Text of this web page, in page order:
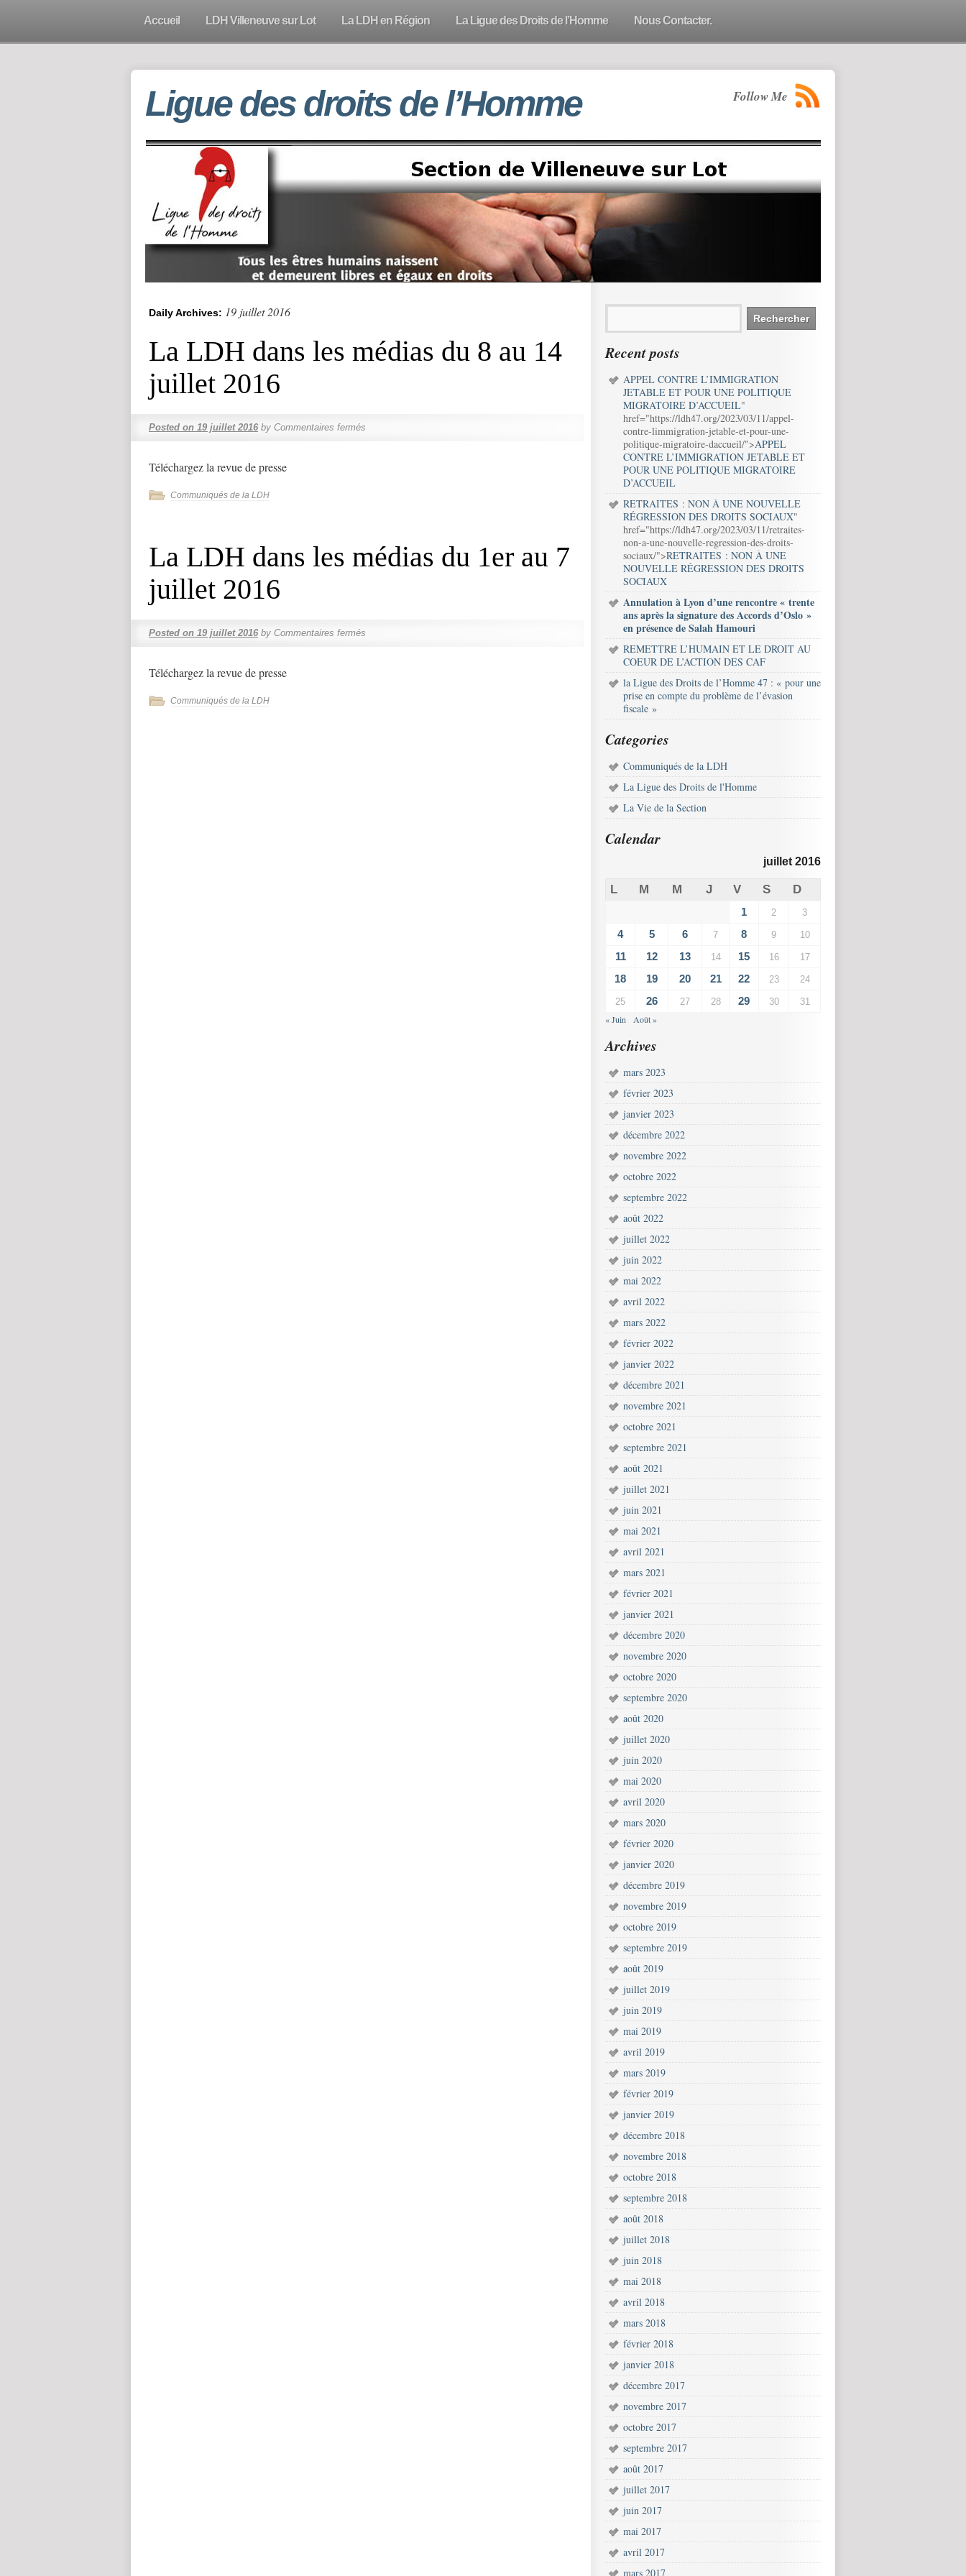
Accueil LDH Villeneuve sur Lot La LDH en Région La Ligue des Droits de l’Homme Nous Contacter.
Ligue des droits de l’Homme Follow Me
Daily Archives: 19 juillet 2016
La LDH dans les médias du 8 au 14
juillet 2016
Posted on 19 juillet 2016 by Commentaires fermés
Téléchargez la revue de presse
Communiqués de la LDH
La LDH dans les médias du 1er au 7
juillet 2016
Posted on 19 juillet 2016 by Commentaires fermés
Téléchargez la revue de presse
Communiqués de la LDH
Recent posts
APPEL CONTRE L’IMMIGRATION
JETABLE ET POUR UNE POLITIQUE
MIGRATOIRE D’ACCUEIL"
href="https://ldh47.org/2023/03/11/appel-
contre-limmigration-jetable-et-pour-une-
politique-migratoire-daccueil/">APPEL
CONTRE L’IMMIGRATION JETABLE ET
POUR UNE POLITIQUE MIGRATOIRE
D’ACCUEIL
RETRAITES : NON À UNE NOUVELLE
RÉGRESSION DES DROITS SOCIAUX"
href="https://ldh47.org/2023/03/11/retraites-
non-a-une-nouvelle-regression-des-droits-
sociaux/">RETRAITES : NON À UNE
NOUVELLE RÉGRESSION DES DROITS
SOCIAUX
Annulation à Lyon d’une rencontre « trente
ans après la signature des Accords d’Oslo »
en présence de Salah Hamouri
REMETTRE L’HUMAIN ET LE DROIT AU
COEUR DE L’ACTION DES CAF
la Ligue des Droits de l’Homme 47 : « pour une
prise en compte du problème de l’évasion
fiscale »
Categories
Communiqués de la LDH
La Ligue des Droits de l'Homme
La Vie de la Section
Calendar
juillet 2016
L M M J V S D
1 2 3
4 5 6 7 8 9 10
11 12 13 14 15 16 17
18 19 20 21 22 23 24
25 26 27 28 29 30 31
« Juin Août »
Archives
mars 2023
février 2023
janvier 2023
décembre 2022
novembre 2022
octobre 2022
septembre 2022
août 2022
juillet 2022
juin 2022
mai 2022
avril 2022
mars 2022
février 2022
janvier 2022
décembre 2021
novembre 2021
octobre 2021
septembre 2021
août 2021
juillet 2021
juin 2021
mai 2021
avril 2021
mars 2021
février 2021
janvier 2021
décembre 2020
novembre 2020
octobre 2020
septembre 2020
août 2020
juillet 2020
juin 2020
mai 2020
avril 2020
mars 2020
février 2020
janvier 2020
décembre 2019
novembre 2019
octobre 2019
septembre 2019
août 2019
juillet 2019
juin 2019
mai 2019
avril 2019
mars 2019
février 2019
janvier 2019
décembre 2018
novembre 2018
octobre 2018
septembre 2018
août 2018
juillet 2018
juin 2018
mai 2018
avril 2018
mars 2018
février 2018
janvier 2018
décembre 2017
novembre 2017
octobre 2017
septembre 2017
août 2017
juillet 2017
juin 2017
mai 2017
avril 2017
mars 2017